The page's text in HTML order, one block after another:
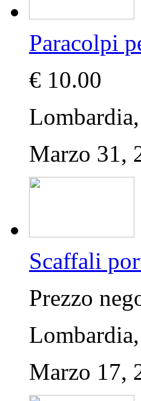
Paracolpi
€ 10.00
Marzo 31,
Scaffali
Prezzo
Marzo 17,